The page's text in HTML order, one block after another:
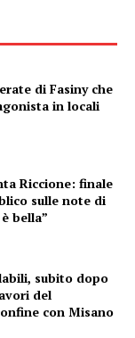
di Fasiny che
in locali
Riccione: finale
sulle note di
bella”
subito dopo
del
con Misano